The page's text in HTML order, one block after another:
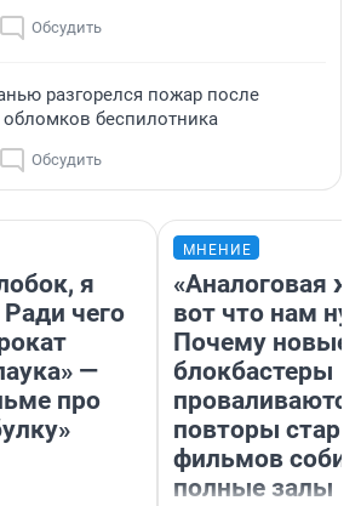
Обсудить
разгорелся пожар после
обломков беспилотника
Обсудить
я
чего
—
про
МНЕНИЕ
«Аналоговая
вот что нам
Почему новые
блокбастеры
повторы
фильмов
полные залы